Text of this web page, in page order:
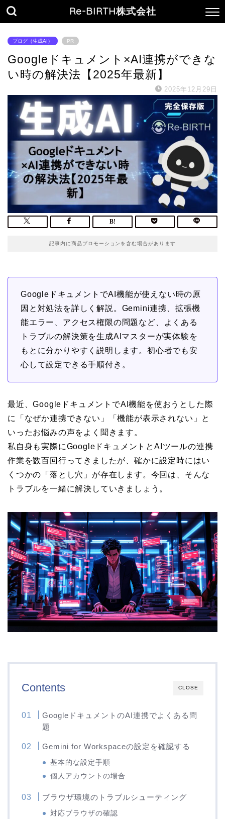
Re-BIRTH株式会社
ブログ（生成AI） PR
Googleドキュメント×AI連携ができな
い時の解決法【2025年最新】
2025年12月29日
記事内に商品プロモーションを含む場合があります
GoogleドキュメントでAI機能が使えない時の原
因と対処法を詳しく解説。Gemini連携、拡張機
能エラー、アクセス権限の問題など、よくある
トラブルの解決策を生成AIマスターが実体験を
もとに分かりやすく説明します。初心者でも安
心して設定できる手順付き。
最近、GoogleドキュメントでAI機能を使おうとした際
に「なぜか連携できない」「機能が表示されない」と
いったお悩みの声をよく聞きます。
私自身も実際にGoogleドキュメントとAIツールの連携
作業を数百回行ってきましたが、確かに設定時にはい
くつかの「落とし穴」が存在します。今回は、そんな
トラブルを一緒に解決していきましょう。
CLOSE
Contents
GoogleドキュメントのAI連携でよくある問
題
Gemini for Workspaceの設定を確認する
基本的な設定手順
個人アカウントの場合
ブラウザ環境のトラブルシューティング
対応ブラウザの確認